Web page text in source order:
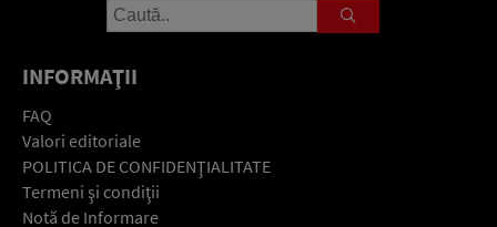
INFORMAŢII
FAQ
Valori editoriale
POLITICA DE CONFIDENŢIALITATE
Termeni şi condiţii
Notă de Informare